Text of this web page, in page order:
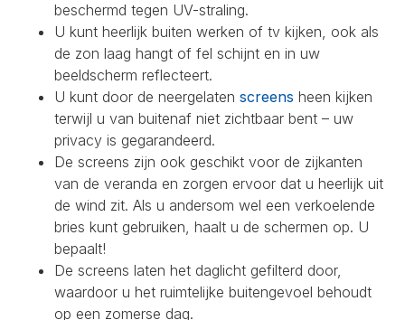
beschermd tegen UV-straling.
U kunt heerlijk buiten werken of tv kijken, ook als
de zon laag hangt of fel schijnt en in uw
beeldscherm reflecteert.
U kunt door de neergelaten screens heen kijken
terwijl u van buitenaf niet zichtbaar bent – uw
privacy is gegarandeerd.
De screens zijn ook geschikt voor de zijkanten
van de veranda en zorgen ervoor dat u heerlijk uit
de wind zit. Als u andersom wel een verkoelende
bries kunt gebruiken, haalt u de schermen op. U
bepaalt!
De screens laten het daglicht gefilterd door,
waardoor u het ruimtelijke buitengevoel behoudt
op een zomerse dag.